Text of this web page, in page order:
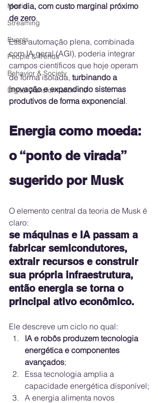
Media
Streaming
Events
People & Trends
Behavior & Society
Digital Transformation 4.0
por dia, com custo marginal próximo
de zero.
Essa automação plena, combinada
com IA geral (AGI), poderia integrar
campos científicos que hoje operam
de forma isolada, turbinando a
inovação e expandindo sistemas
produtivos de forma exponencial.
Energia como moeda:
o “ponto de virada”
sugerido por Musk
O elemento central da teoria de Musk é
claro:
se máquinas e IA passam a
fabricar semicondutores,
extrair recursos e construir
sua própria infraestrutura,
então energia se torna o
principal ativo econômico.
Ele descreve um ciclo no qual:
IA e robôs produzem tecnologia
energética e componentes
avançados;
Essa tecnologia amplia a
capacidade energética disponível;
A energia alimenta novos